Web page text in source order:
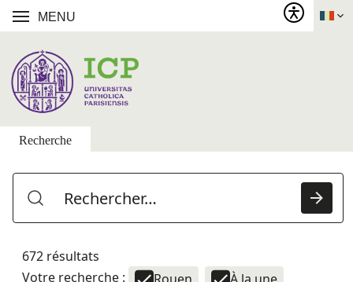
MENU
Recherche
672 résultats
Votre recherche :